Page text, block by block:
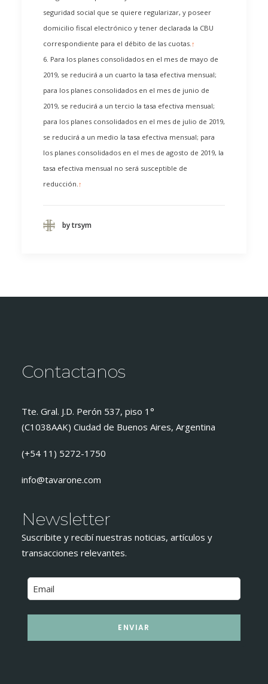
seguridad social que se quiere regularizar, y poseer
domicilio fiscal electrónico y tener declarada la CBU
correspondiente para el débito de las cuotas.↑
6. Para los planes consolidados en el mes de mayo de
2019, se reducirá a un cuarto la tasa efectiva mensual;
para los planes consolidados en el mes de junio de
2019, se reducirá a un tercio la tasa efectiva mensual;
para los planes consolidados en el mes de julio de 2019,
se reducirá a un medio la tasa efectiva mensual; para
los planes consolidados en el mes de agosto de 2019, la
tasa efectiva mensual no será susceptible de
reducción.↑
by trsym
Contactanos
Tte. Gral. J.D. Perón 537, piso 1°
(C1038AAK) Ciudad de Buenos Aires, Argentina
(+54 11) 5272-1750
info@tavarone.com
Newsletter
Suscribite y recibí nuestras noticias, artículos y
transacciones relevantes.
ENVIAR